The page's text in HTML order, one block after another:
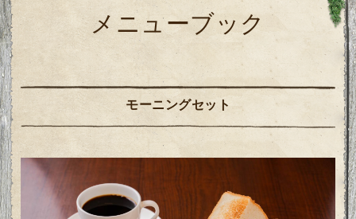
メニューブック
モーニングセット